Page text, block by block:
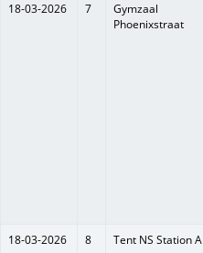
18-03-2026 7
Gymzaal
Phoenixstraat
18-03-2026 8 Tent NS Station A